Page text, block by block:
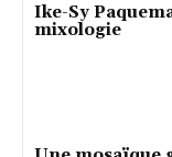
Ike-Sy
mixologie